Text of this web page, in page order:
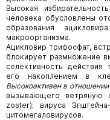
Высокая
человека обусловлены
образования
макроорганизма.
Ацикловир трифосфат,
блокирует размножение
селективность
его накоплением в
Высокоактивен в отношении
вызывающего ветряную
zoster); вируса
цитомегаловирусов.